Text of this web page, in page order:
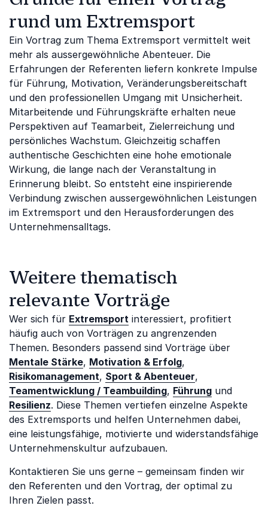
rund um Extremsport
Ein Vortrag zum Thema Extremsport vermittelt weit
mehr als aussergewöhnliche Abenteuer. Die
Erfahrungen der Referenten liefern konkrete Impulse
für Führung, Motivation, Veränderungsbereitschaft
und den professionellen Umgang mit Unsicherheit.
Mitarbeitende und Führungskräfte erhalten neue
Perspektiven auf Teamarbeit, Zielerreichung und
persönliches Wachstum. Gleichzeitig schaffen
authentische Geschichten eine hohe emotionale
Wirkung, die lange nach der Veranstaltung in
Erinnerung bleibt. So entsteht eine inspirierende
Verbindung zwischen aussergewöhnlichen Leistungen
im Extremsport und den Herausforderungen des
Unternehmensalltags.
Weitere thematisch
relevante Vorträge
Wer sich für Extremsport interessiert, profitiert
häufig auch von Vorträgen zu angrenzenden
Themen. Besonders passend sind Vorträge über
Mentale Stärke, Motivation & Erfolg,
Risikomanagement, Sport & Abenteuer,
Teamentwicklung / Teambuilding, Führung und
Resilienz. Diese Themen vertiefen einzelne Aspekte
des Extremsports und helfen Unternehmen dabei,
eine leistungsfähige, motivierte und widerstandsfähige
Unternehmenskultur aufzubauen.
Kontaktieren Sie uns gerne – gemeinsam finden wir
den Referenten und den Vortrag, der optimal zu
Ihren Zielen passt.